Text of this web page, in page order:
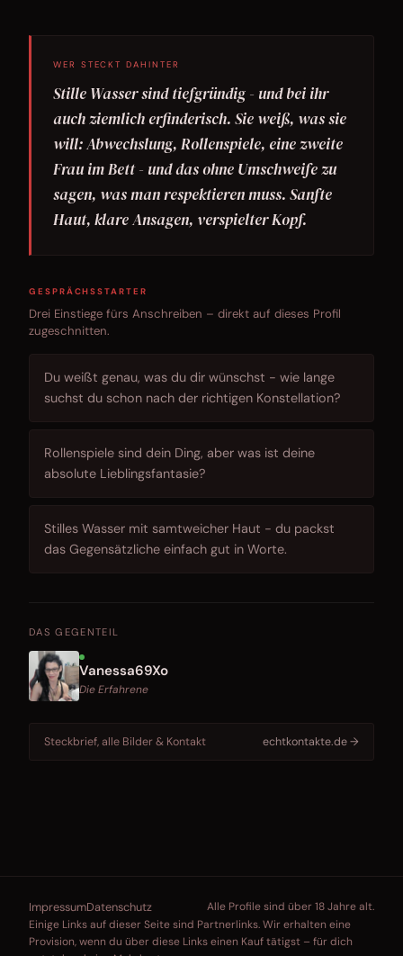
WER STECKT DAHINTER
Stille Wasser sind tiefgründig - und bei ihr
auch ziemlich erfinderisch. Sie weiß, was sie
will: Abwechslung, Rollenspiele, eine zweite
Frau im Bett - und das ohne Umschweife zu
sagen, was man respektieren muss. Sanfte
Haut, klare Ansagen, verspielter Kopf.
GESPRÄCHSSTARTER
Drei Einstiege fürs Anschreiben – direkt auf dieses Profil
zugeschnitten.
Du weißt genau, was du dir wünschst - wie lange
suchst du schon nach der richtigen Konstellation?
Rollenspiele sind dein Ding, aber was ist deine
absolute Lieblingsfantasie?
Stilles Wasser mit samtweicher Haut - du packst
das Gegensätzliche einfach gut in Worte.
DAS GEGENTEIL
Vanessa69Xo
Die Erfahrene
Steckbrief, alle Bilder & Kontakt echtkontakte.de →
ImpressumDatenschutz
Alle Profile sind über 18 Jahre alt.
Einige Links auf dieser Seite sind Partnerlinks. Wir erhalten eine
Provision, wenn du über diese Links einen Kauf tätigst – für dich